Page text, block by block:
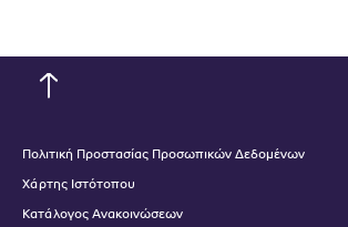
Πολιτική Προστασίας Προσωπικών Δεδομένων
Χάρτης Ιστότοπου
Κατάλογος Ανακοινώσεων